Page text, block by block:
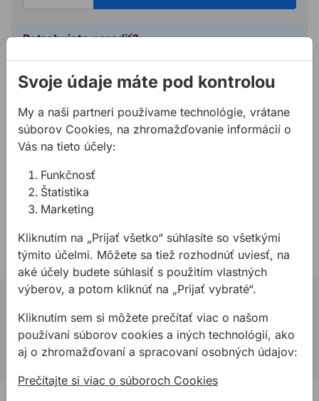
Potrebujete poradiť?
02 623 109 20
allmedia@allmedia.sk
Popis
Vlastnosti:
pílový kotúč Eco for Wood je obľúbená voľba pre
allmedia@allmedia.sk
allmediasro (po-ne 7-22 h)
Svoje údaje máte pod kontrolou
My a naši partneri používame technológie, vrátane
súborov Cookies, na zhromažďovanie informácií o
Vás na tieto účely:
Funkčnosť
Štatistika
Marketing
Kliknutím na „Prijať všetko“ súhlasíte so všetkými
týmito účelmi. Môžete sa tiež rozhodnúť uviesť, na
aké účely budete súhlasiť s použitím vlastných
výberov, a potom kliknúť na „Prijať vybraté“.
Kliknutím sem si môžete prečítať viac o našom
používaní súborov cookies a iných technológií, ako
aj o zhromažďovaní a spracovaní osobných údajov:
Prečítajte si viac o súboroch Cookies